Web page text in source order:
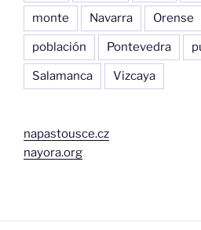
monte Navarra Orense
población Pontevedra
Salamanca Vizcaya
napastousce.cz
nayora.org